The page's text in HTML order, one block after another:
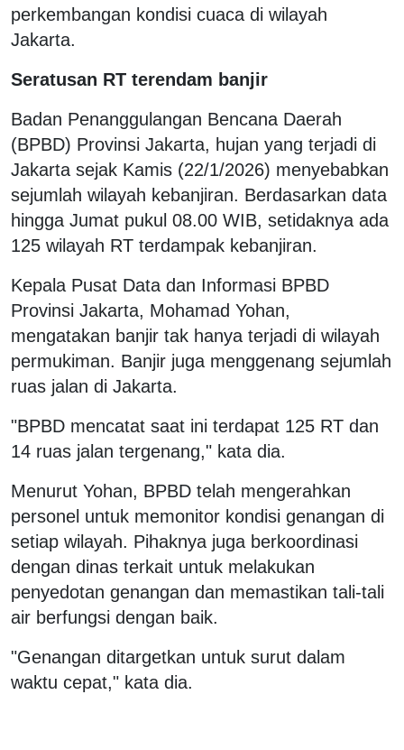
perkembangan kondisi cuaca di wilayah
Jakarta.
Seratusan RT terendam banjir
Badan Penanggulangan Bencana Daerah
(BPBD) Provinsi Jakarta, hujan yang terjadi di
Jakarta sejak Kamis (22/1/2026) menyebabkan
sejumlah wilayah kebanjiran. Berdasarkan data
hingga Jumat pukul 08.00 WIB, setidaknya ada
125 wilayah RT terdampak kebanjiran.
Kepala Pusat Data dan Informasi BPBD
Provinsi Jakarta, Mohamad Yohan,
mengatakan banjir tak hanya terjadi di wilayah
permukiman. Banjir juga menggenang sejumlah
ruas jalan di Jakarta.
"BPBD mencatat saat ini terdapat 125 RT dan
14 ruas jalan tergenang," kata dia.
Menurut Yohan, BPBD telah mengerahkan
personel untuk memonitor kondisi genangan di
setiap wilayah. Pihaknya juga berkoordinasi
dengan dinas terkait untuk melakukan
penyedotan genangan dan memastikan tali-tali
air berfungsi dengan baik.
"Genangan ditargetkan untuk surut dalam
waktu cepat," kata dia.